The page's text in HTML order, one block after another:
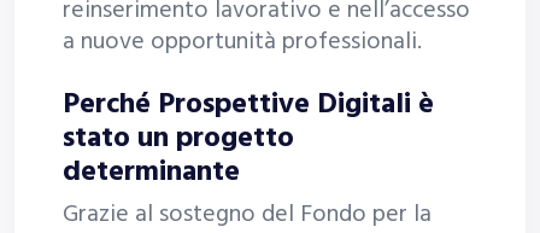
reinserimento lavorativo e nell’accesso
a nuove opportunità professionali.
Perché Prospettive Digitali è
stato un progetto
determinante
Grazie al sostegno del Fondo per la